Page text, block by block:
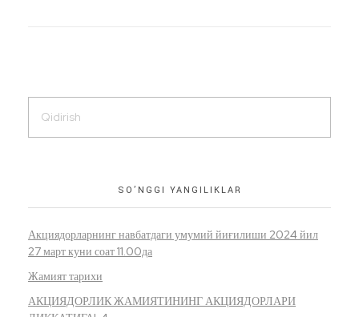
SO’NGGI YANGILIKLAR
Акциядорларнинг навбатдаги умумий йиғилиши 2024 йил
27 март куни соат 11.00да
Жамият тарихи
АКЦИЯДОРЛИК ЖАМИЯТИНИНГ АКЦИЯДОРЛАРИ